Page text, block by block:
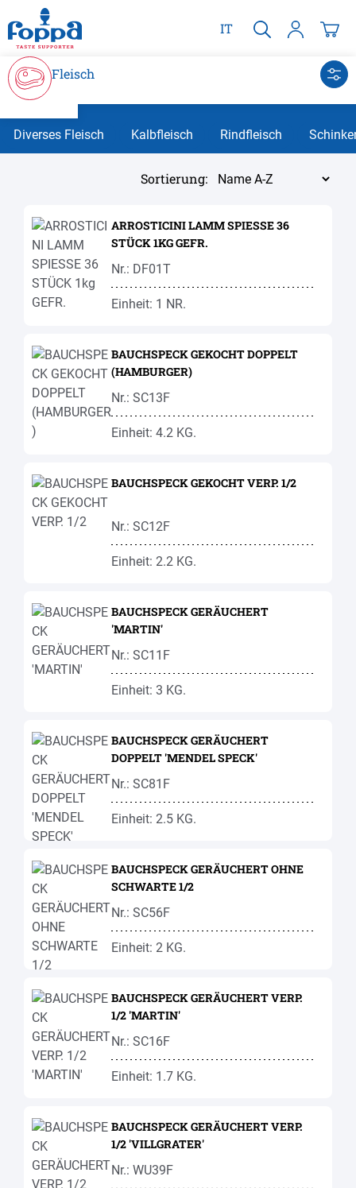
springen
IT
Fleisch
Diverses Fleisch Kalbfleisch Rindfleisch
Sortierung:
ARROSTICINI LAMM SPIESSE 36
STÜCK 1KG GEFR.
Nr.: DF01T
Einheit: 1 NR.
BAUCHSPECK GEKOCHT DOPPELT
(HAMBURGER)
Nr.: SC13F
Einheit: 4.2 KG.
BAUCHSPECK GEKOCHT VERP. 1/2
Nr.: SC12F
Einheit: 2.2 KG.
BAUCHSPECK GERÄUCHERT
'MARTIN'
Nr.: SC11F
Einheit: 3 KG.
BAUCHSPECK GERÄUCHERT
DOPPELT 'MENDEL SPECK'
Nr.: SC81F
Einheit: 2.5 KG.
BAUCHSPECK GERÄUCHERT OHNE
SCHWARTE 1/2
Nr.: SC56F
Einheit: 2 KG.
BAUCHSPECK GERÄUCHERT VERP.
1/2 'MARTIN'
Nr.: SC16F
Einheit: 1.7 KG.
BAUCHSPECK GERÄUCHERT VERP.
1/2 'VILLGRATER'
Nr.: WU39F